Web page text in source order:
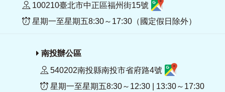
100210臺北市中正區福州街15號
星期一至星期五8:30～17:30（國定假日除外）
南投辦公區
540202南投縣南投市省府路4號
星期一至星期五8:30～12:30 | 13:30～17:30